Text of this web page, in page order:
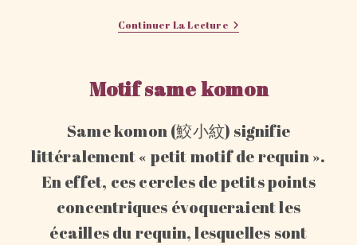
Continuer La LectureLes
Ginkgos
Nowak
Motif same komon
Same komon (鮫小紋) signifie
littéralement « petit motif de requin ».
En effet, ces cercles de petits points
concentriques évoqueraient les
écailles du requin, lesquelles sont